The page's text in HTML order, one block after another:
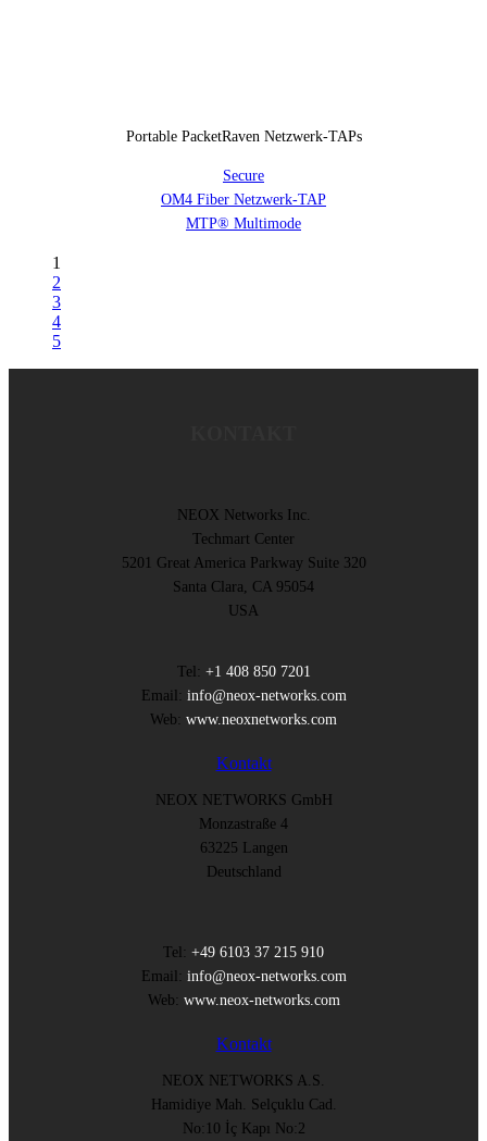
Portable PacketRaven Netzwerk-TAPs
Secure
OM4 Fiber Netzwerk-TAP
MTP® Multimode
1
2
3
4
5
NEOX Networks Inc.
Techmart Center
5201 Great America Parkway Suite 320
Santa Clara, CA 95054
USA
Tel: +1 408 850 7201
Email: info@neox-networks.com
Web: www.neoxnetworks.com
Kontakt
NEOX NETWORKS GmbH
Monzastraße 4
63225 Langen
Deutschland
Tel: +49 6103 37 215 910
Email: info@neox-networks.com
Web: www.neox-networks.com
Kontakt
NEOX NETWORKS A.S.
Hamidiye Mah. Selçuklu Cad.
No:10 İç Kapı No:2